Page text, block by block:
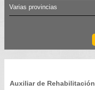
Varias provincias
Auxiliar de Rehabilitación